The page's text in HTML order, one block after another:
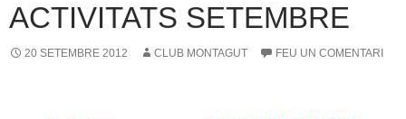
ACTIVITATS SETEMBRE
20 SETEMBRE 2012 CLUB MONTAGUT FEU UN COMENTARI